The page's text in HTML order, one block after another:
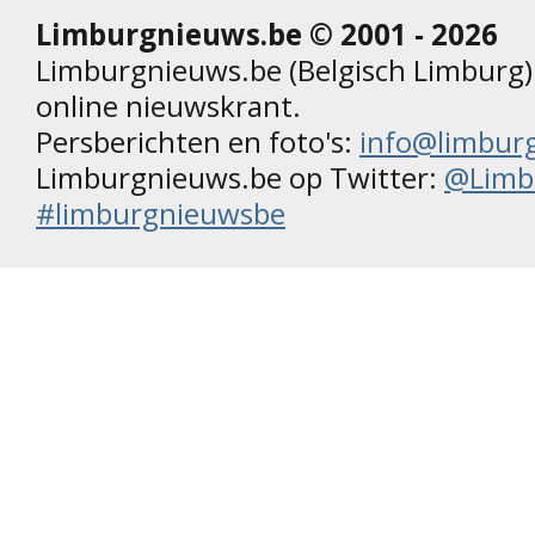
Limburgnieuws.be © 2001 - 2026
Limburgnieuws.be (Belgisch
online nieuwskrant.
Persberichten en foto's:
Limburgnieuws.be op Twitter:
#limburgnieuwsbe